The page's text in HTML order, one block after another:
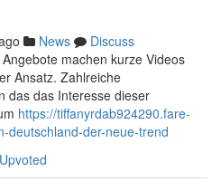
News
Discuss
machen kurze Videos
Ansatz. Zahlreiche
das das Interesse dieser
https://tiffanyrdab924290.fare-
deutschland-der-neue-trend